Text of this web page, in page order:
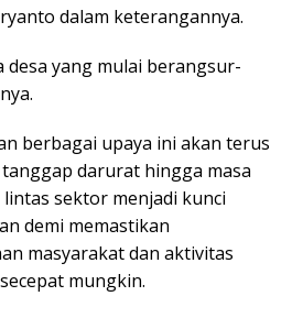
dalam keterangannya.
desa yang mulai berangsur-
berbagai upaya ini akan terus
darurat hingga masa
sektor menjadi kunci
demi memastikan
masyarakat dan aktivitas
mungkin.